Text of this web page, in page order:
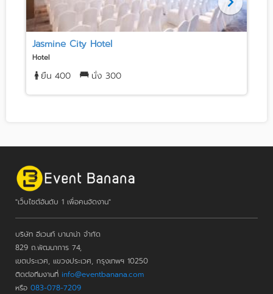
Jasmine City Hotel
Hotel
ยืน 400 นั่ง 300
"เว็บไซต์อันดับ 1 เพื่อคนจัดงาน"
บริษัท อีเวนท์ บานาน่า จำกัด
829 ถ.พัฒนาการ 74,
เขตประเวศ, แขวงประเวศ, กรุงเทพฯ 10250
ติดต่อทีมงานที่ info@eventbanana.com
หรือ 083-078-7209